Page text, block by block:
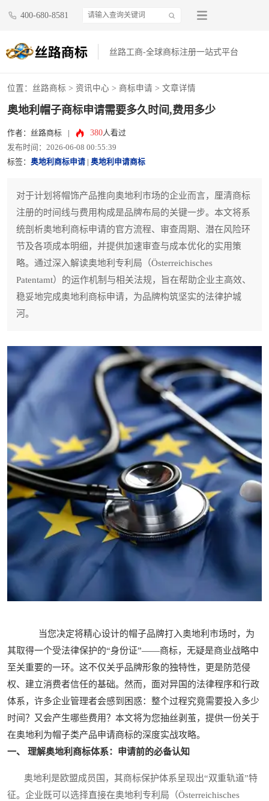
400-680-8581
丝路工商-全球商标注册一站式平台
位置： 丝路商标 > 资讯中心 > 商标申请 > 文章详情
奥地利帽子商标申请需要多久时间,费用多少
作者：丝路商标 380人看过
发布时间：2026-06-08 00:55:39
标签： 奥地利商标申请 奥地利申请商标
对于计划将帽饰产品推向奥地利市场的企业而言，厘清商标
注册的时间线与费用构成是品牌布局的关键一步。本文将系
统剖析奥地利商标申请的官方流程、审查周期、潜在风险环
节及各项成本明细，并提供加速审查与成本优化的实用策
略。通过深入解读奥地利专利局（Österreichisches
Patentamt）的运作机制与相关法规，旨在帮助企业主高效、
稳妥地完成奥地利商标申请，为品牌构筑坚实的法律护城
河。
当您决定将精心设计的帽子品牌打入奥地利市场时，为
其取得一个受法律保护的“身份证”——商标，无疑是商业战略中
至关重要的一环。这不仅关乎品牌形象的独特性，更是防范侵
权、建立消费者信任的基础。然而，面对异国的法律程序和行政
体系，许多企业管理者会感到困惑：整个过程究竟需要投入多少
时间？又会产生哪些费用？本文将为您抽丝剥茧，提供一份关于
在奥地利为帽子类产品申请商标的深度实战攻略。
一、 理解奥地利商标体系：申请前的必备认知
奥地利是欧盟成员国，其商标保护体系呈现出“双重轨道”特
征。企业既可以选择直接在奥地利专利局（Österreichisches